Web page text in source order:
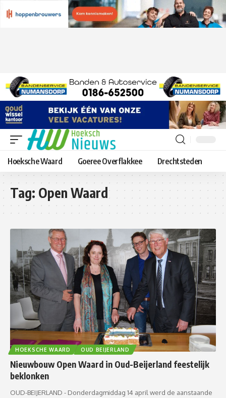
Hoeksche Waard Goeree Overflakkee Drechtsteden
Tag: Open Waard
HOEKSCHE WAARD OUD BEIJERLAND
Nieuwbouw Open Waard in Oud-Beijerland feestelijk
beklonken
OUD-BEIJERLAND - Donderdagmiddag 14 april werd de aanstaande